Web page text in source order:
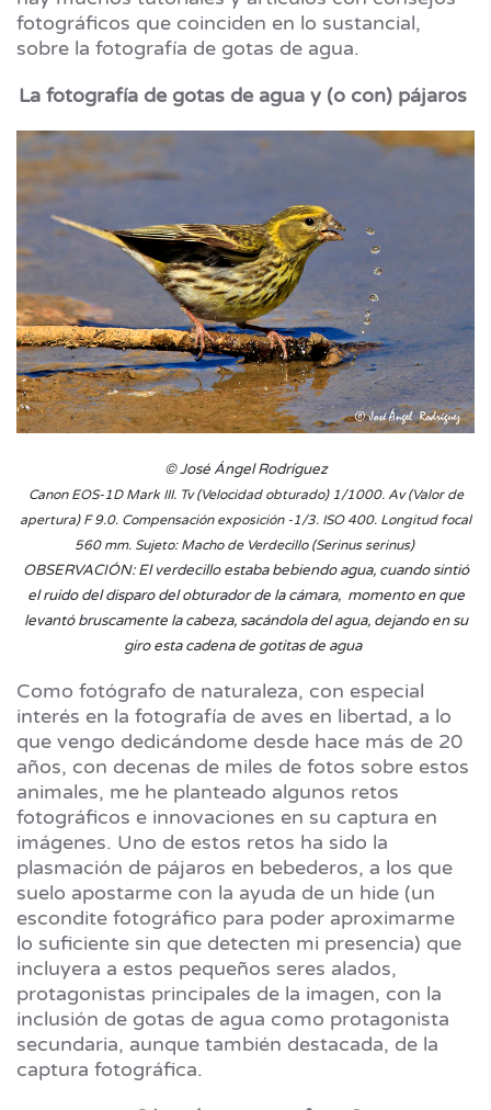
fotográficos que coinciden en lo sustancial,
sobre la fotografía de gotas de agua.
La fotografía de gotas de agua y (o con) pájaros
© José Ángel Rodríguez
Canon EOS-1D Mark III. Tv (Velocidad obturado) 1/1000. Av (Valor de
apertura) F 9.0. Compensación exposición -1/3. ISO 400. Longitud focal
560 mm. Sujeto: Macho de Verdecillo (Serinus serinus)​
OBSERVACIÓN: El verdecillo estaba bebiendo agua, cuando sintió
el ruido del disparo del obturador de la cámara, momento en que
levantó bruscamente la cabeza, sacándola del agua, dejando en su
giro esta cadena de gotitas de agua
Como fotógrafo de naturaleza, con especial
interés en la fotografía de aves en libertad, a lo
que vengo dedicándome desde hace más de 20
años, con decenas de miles de fotos sobre estos
animales, me he planteado algunos retos
fotográficos e innovaciones en su captura en
imágenes. Uno de estos retos ha sido la
plasmación de pájaros en bebederos, a los que
suelo apostarme con la ayuda de un hide (un
escondite fotográfico para poder aproximarme
lo suficiente sin que detecten mi presencia) que
incluyera a estos pequeños seres alados,
protagonistas principales de la imagen, con la
inclusión de gotas de agua como protagonista
secundaria, aunque también destacada, de la
captura fotográfica.